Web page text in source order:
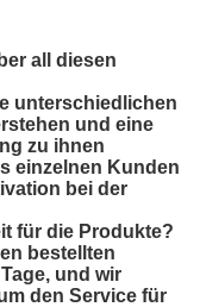
all diesen
unterschiedlichen
und eine
zu ihnen
einzelnen Kunden
bei der
für die Produkte?
bestellten
und wir
den Service für